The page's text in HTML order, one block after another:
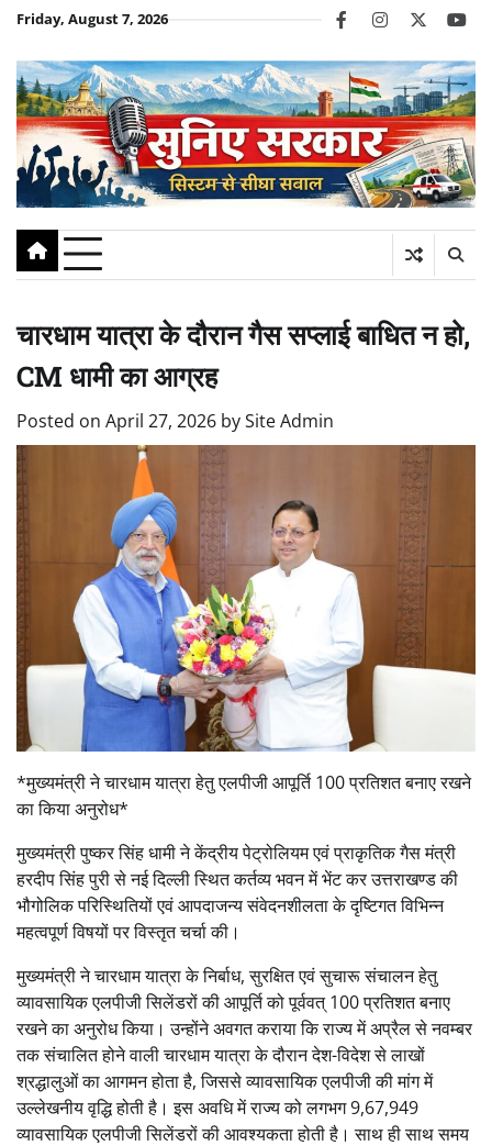
Skip
content
Friday, August 7, 2026 facebookinstagram
twitter
चारधाम यात्रा के दौरान गैस सप्लाई बाधित न हो,
CM धामी का आग्रह
Posted on April 27, 2026 bySite Admin
*मुख्यमंत्री ने चारधाम यात्रा हेतु एलपीजी आपूर्ति 100 प्रतिशत बनाए रखने
का किया अनुरोध*
मुख्यमंत्री पुष्कर सिंह धामी ने केंद्रीय पेट्रोलियम एवं प्राकृतिक गैस मंत्री
हरदीप सिंह पुरी से नई दिल्ली स्थित कर्तव्य भवन में भेंट कर उत्तराखण्ड की
भौगोलिक परिस्थितियों एवं आपदाजन्य संवेदनशीलता के दृष्टिगत विभिन्न
महत्वपूर्ण विषयों पर विस्तृत चर्चा की।
मुख्यमंत्री ने चारधाम यात्रा के निर्बाध, सुरक्षित एवं सुचारू संचालन हेतु
व्यावसायिक एलपीजी सिलेंडरों की आपूर्ति को पूर्ववत् 100 प्रतिशत बनाए
रखने का अनुरोध किया। उन्होंने अवगत कराया कि राज्य में अप्रैल से नवम्बर
तक संचालित होने वाली चारधाम यात्रा के दौरान देश-विदेश से लाखों
श्रद्धालुओं का आगमन होता है, जिससे व्यावसायिक एलपीजी की मांग में
उल्लेखनीय वृद्धि होती है। इस अवधि में राज्य को लगभग 9,67,949
व्यावसायिक एलपीजी सिलेंडरों की आवश्यकता होती है। साथ ही साथ समय